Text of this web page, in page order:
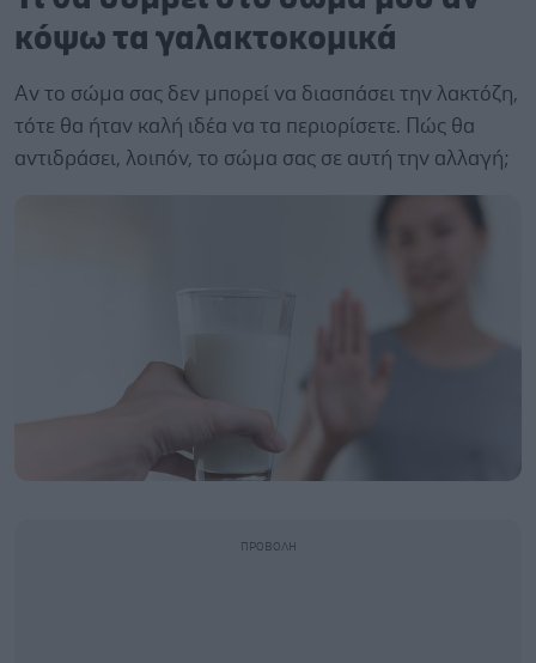
κόψω τα γαλακτοκομικά
Αν το σώμα σας δεν μπορεί να διασπάσει την λακτόζη,
τότε θα ήταν καλή ιδέα να τα περιορίσετε. Πώς θα
αντιδράσει, λοιπόν, το σώμα σας σε αυτή την αλλαγή;